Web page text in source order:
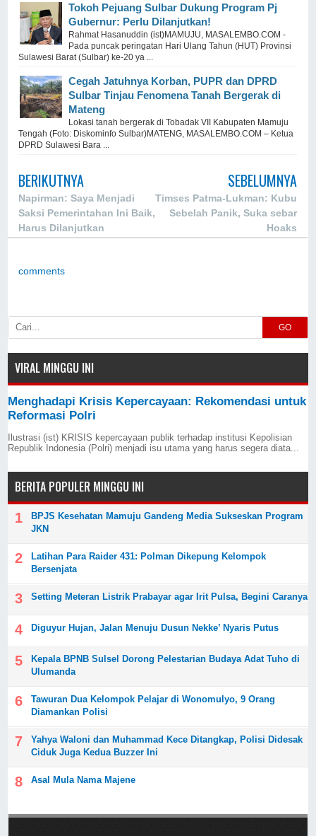
Tokoh Pejuang Sulbar Dukung Program Pj
Gubernur: Perlu Dilanjutkan!
Rahmat Hasanuddin (ist)MAMUJU, MASALEMBO.COM -
Pada puncak peringatan Hari Ulang Tahun (HUT) Provinsi
Sulawesi Barat (Sulbar) ke-20 ya ...
Cegah Jatuhnya Korban, PUPR dan DPRD
Sulbar Tinjau Fenomena Tanah Bergerak di
Mateng
Lokasi tanah bergerak di Tobadak VII Kabupaten Mamuju
Tengah (Foto: Diskominfo Sulbar)MATENG, MASALEMBO.COM – Ketua
DPRD Sulawesi Bara ...
BERIKUTNYA
Napirman: Saya Menjadi
Saksi Pemerintahan Ini Baik,
Harus Dilanjutkan
SEBELUMNYA
Timses Patma-Lukman: Kubu
Sebelah Panik, Suka sebar
Hoaks
comments
GO
VIRAL MINGGU INI
Menghadapi Krisis Kepercayaan: Rekomendasi untuk
Reformasi Polri
Ilustrasi (ist) KRISIS kepercayaan publik terhadap institusi Kepolisian
Republik Indonesia (Polri) menjadi isu utama yang harus segera diata...
BERITA POPULER MINGGU INI
BPJS Kesehatan Mamuju Gandeng Media Sukseskan Program
JKN
Latihan Para Raider 431: Polman Dikepung Kelompok
Bersenjata
Setting Meteran Listrik Prabayar agar Irit Pulsa, Begini Caranya
Diguyur Hujan, Jalan Menuju Dusun Nekke’ Nyaris Putus
Kepala BPNB Sulsel Dorong Pelestarian Budaya Adat Tuho di
Ulumanda
Tawuran Dua Kelompok Pelajar di Wonomulyo, 9 Orang
Diamankan Polisi
Yahya Waloni dan Muhammad Kece Ditangkap, Polisi Didesak
Ciduk Juga Kedua Buzzer Ini
Asal Mula Nama Majene